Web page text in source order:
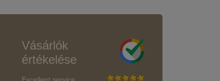
Vásárlók
értékelése